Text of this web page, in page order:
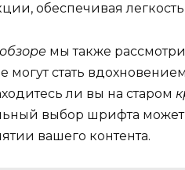
обеспечивая
обзоре мы также
могут стать
ли вы на старом
выбор шрифта может
вашего контента.